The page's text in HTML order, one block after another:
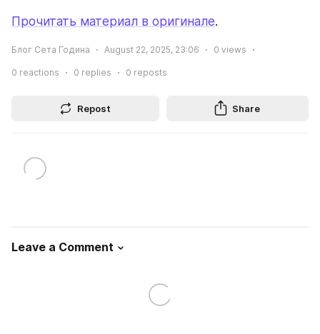
Прочитать материал в оригинале.
Блог Сета Година August 22, 2025, 23:06 0 views
0 reactions 0 replies 0 reposts
Repost Share
Leave a Comment